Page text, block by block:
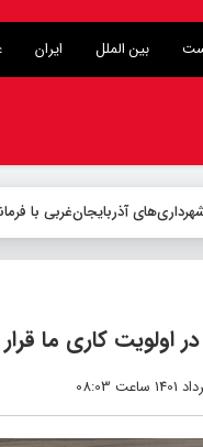
بین الملل ایران
آذربایجان‌غربی با
اولویت کاری ما قرار